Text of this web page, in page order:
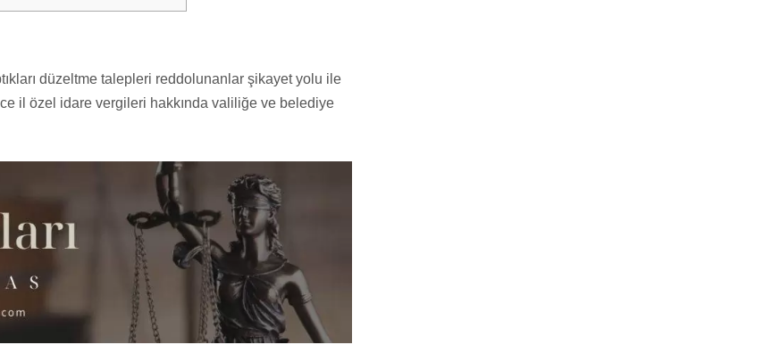
düzeltme talepleri reddolunanlar şikayet yolu ile
il özel idare vergileri hakkında valiliğe ve belediye